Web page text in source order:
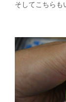
そしてこちらも